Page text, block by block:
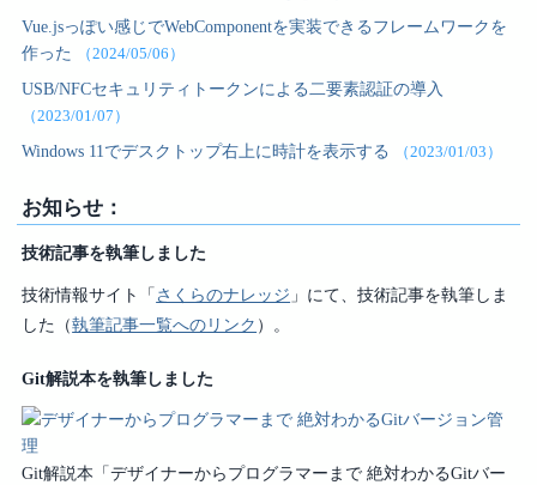
Vue.jsっぽい感じでWebComponentを実装できるフレームワークを
作った
（2024/05/06）
USB/NFCセキュリティトークンによる二要素認証の導入
（2023/01/07）
Windows 11でデスクトップ右上に時計を表示する （2023/01/03）
お知らせ：
技術記事を執筆しました
技術情報サイト「さくらのナレッジ 」にて、技術記事を執筆しま
した（執筆記事一覧へのリンク ）。
Git解説本を執筆しました
Git解説本「デザイナーからプログラマーまで 絶対わかるGitバー